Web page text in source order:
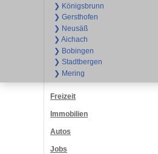
❯ Königsbrunn
❯ Gersthofen
❯ Neusäß
❯ Aichach
❯ Bobingen
❯ Stadtbergen
❯ Mering
Freizeit
Immobilien
Autos
Jobs